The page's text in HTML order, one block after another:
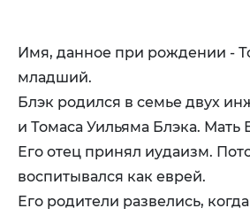
Имя, данное при рождении -
младший.
Блэк родился в семье двух
и Томаса Уильяма Блэка. Мать
Его отец принял иудаизм.
воспитывался как еврей.
Его родители развелись,